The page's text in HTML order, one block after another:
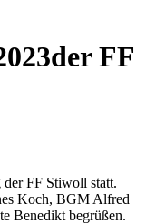
FF
der FF Stiwoll statt.
Koch, BGM Alfred
Benedikt begrüßen.